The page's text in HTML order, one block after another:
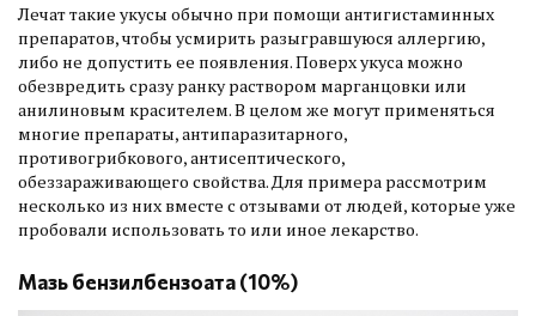
Лечат такие укусы обычно при помощи антигистаминных
препаратов, чтобы усмирить разыгравшуюся аллергию,
либо не допустить ее появления. Поверх укуса можно
обезвредить сразу ранку раствором марганцовки или
анилиновым красителем. В целом же могут применяться
многие препараты, антипаразитарного,
противогрибкового, антисептического,
обеззараживающего свойства. Для примера рассмотрим
несколько из них вместе с отзывами от людей, которые уже
пробовали использовать то или иное лекарство.
Мазь бензилбензоата (10%)